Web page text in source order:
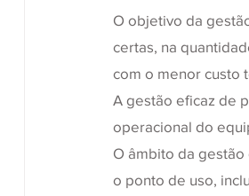
O objetivo da
certas, na
com o menor custo
A gestão eficaz de
operacional do
O âmbito da
o ponto de uso,